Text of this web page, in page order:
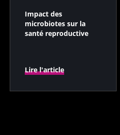
Impact des
microbiotes sur la
santé reproductive
Lire l'article